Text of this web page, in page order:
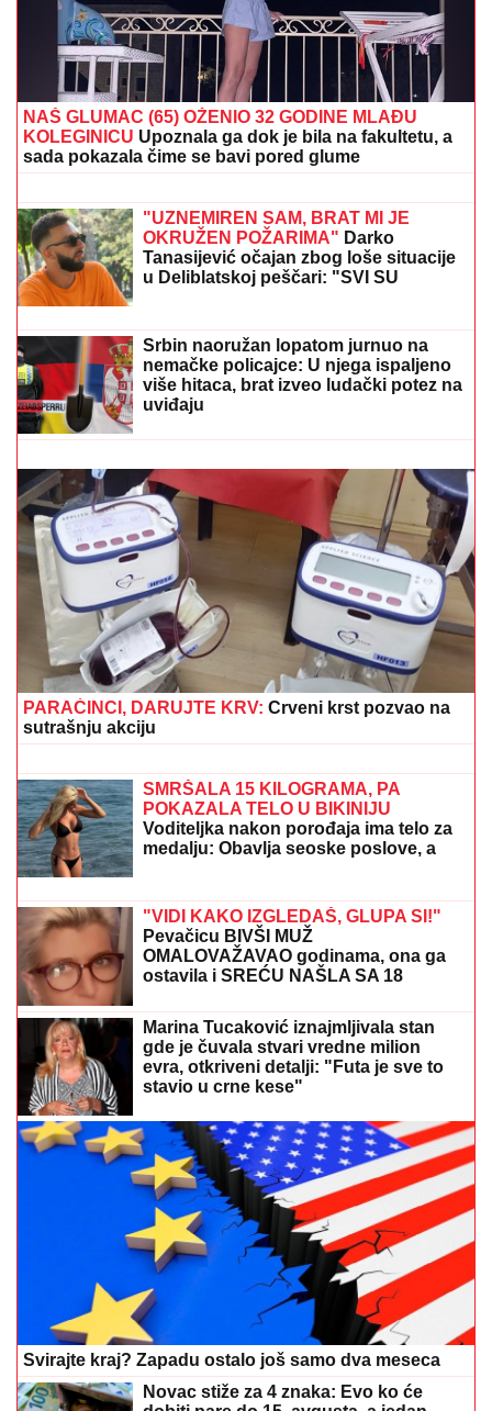
OVAJ FAKULTET JE ZAVRŠILA SARA JOSada uživa
na putovanjima sa Aleksejem Bjelogrlićem, a nekada
se školovala i u Italiji - OVO joj je bio problem
LANČANI SUDAR NA GAZELIJedna
osoba odmah prevezena u bolnicu,
stvaraju se gužve
MNOGE OD OVIH PESAMA
OBOŽAVATEOvo je 10 numera koje je
Dino Merlin obradio od stranih
izvođača - ostaćete u čudu kad vidite
NAŠ GLUMAC (65) OŽENIO 32 GODINE MLAĐU
KOLEGINICU Upoznala ga dok je bila na fakultetu, a
sada pokazala čime se bavi pored glume
GRČKO LETO ŽENE OGNJENA
AMIDŽIĆA!
Mina ističe GOLE NOGE, u
kadar upala i jahta: Tek da je vidite u
MINI BIKINIJU (FOTO)
"UZNEMIREN SAM, BRAT MI JE
Tanasijević očajan zbog loše situacije
u Deliblatskoj peščari: "SVI SU
EVAKUISANI", otkrio koje informacije
ima
"IMAO SAM PET PROPUŠTENIH POZIVA" Darko
Tanasijević i dalje u ogromnom strahu za svoju
porodicu, požar se približio njihovoj kući: "Prva reč
koju sam čuo - IZGOREĆEMO"
Srbin naoružan lopatom jurnuo na
nemačke policajce: U njega ispaljeno
više hitaca, brat izveo ludački potez na
uviđaju
RIJALITI ZVEZDA ŽIVI U RASKOŠNOJ
VILI U BEOGRADUKuća ima 132
kvadrata, a samo kupatilo je kao
GARSONJERA: "On je jedini
naslednik"